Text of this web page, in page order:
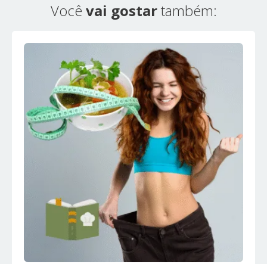
Você vai gostartambém: